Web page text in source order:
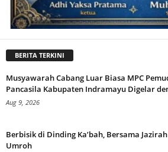
BERITA TERKINI
Musyawarah Cabang Luar Biasa MPC
Pancasila Kabupaten Indramayu Digelar
Aug 9, 2026
Berbisik di Dinding Ka’bah, Bersama
Umroh